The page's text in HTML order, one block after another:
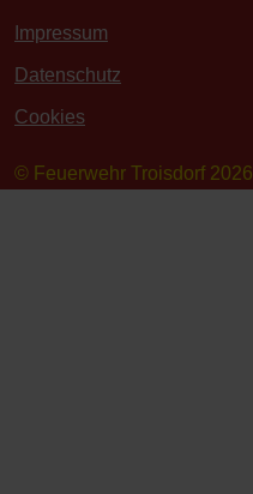
Impressum
Datenschutz
Cookies
© Feuerwehr Troisdorf 2026